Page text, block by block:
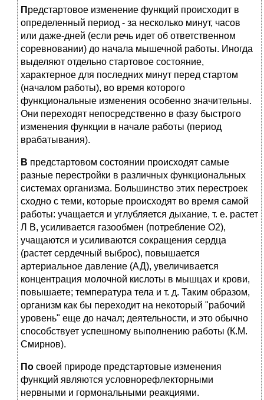
П редстартовое изменение функций происходит в
определенный период - за несколько минут, часов
или даже-дней (если речь идет об ответственном
соревновании) до начала мышечной работы. Иногда
выделяют отдельно стартовое состояние,
характерное для последних минут перед стартом
(началом работы), во время которого
функциональные изменения особенно значительны.
Они переходят непосредственно в фазу быстрого
изменения функции в начале работы (период
врабатывания).
В предстартовом состоянии происходят самые
разные перестройки в различных функциональных
системах организма. Большинство этих перестроек
сходно с теми, которые происходят во время самой
работы: учащается и углубляется дыхание, т. е. растет
Л В, усиливается газообмен (потребление О2),
учащаются и усиливаются сокращения сердца
(растет сердечный выброс), повышается
артериальное давление (АД), увеличивается
концентрация молочной кислоты в мышцах и крови,
повышаете; температура тела и т. д. Таким образом,
организм как бы переходит на некоторый "рабочий
уровень" еще до начал; деятельности, и это обычно
способствует успешному выполнению работы (К.М.
Смирнов).
По своей природе предстартовые изменения
функций являются условнорефлекторными
нервными и гормональными реакциями.